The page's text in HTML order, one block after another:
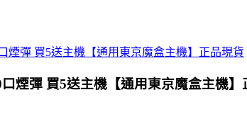
口煙彈 買5送主機【通用東京魔盒主機】